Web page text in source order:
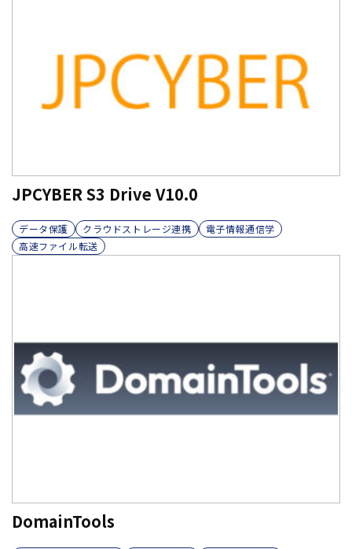
JPCYBER S3 Drive V10.0
データ保護 クラウドストレージ連携
電子情報通信学
高速ファイル転送
DomainTools